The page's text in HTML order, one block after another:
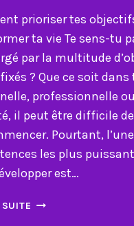
prioriser tes
ta vie Te sens-tu
par la multitude
? Que ce soit dans
professionnelle
il peut être difficile
Pourtant,
les plus
est…
COMMENT